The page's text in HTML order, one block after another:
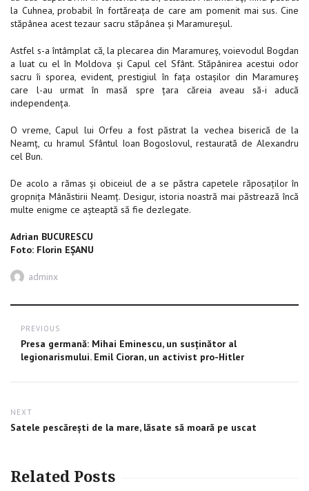
la Cuhnea, probabil în fortăreaţa de care am pomenit mai sus. Cine
stăpânea acest tezaur sacru stăpânea şi Maramureşul.
Astfel s-a întâmplat că, la plecarea din Maramureş, voievodul Bogdan
a luat cu el în Moldova şi Capul cel Sfânt. Stăpânirea acestui odor
sacru îi sporea, evident, prestigiul în faţa ostaşilor din Maramureş
care l-au urmat în masă spre ţara căreia aveau să-i aducă
independenţa.
O vreme, Capul lui Orfeu a fost păstrat la vechea biserică de la
Neamţ, cu hramul Sfântul Ioan Bogoslovul, restaurată de Alexandru
cel Bun.
De acolo a rămas şi obiceiul de a se păstra capetele răposaţilor în
gropniţa Mânăstirii Neamţ. Desigur, istoria noastră mai păstrează încă
multe enigme ce aşteaptă să fie dezlegate.
Adrian BUCURESCU
Foto: Florin EȘANU
Author
adminx
Post
navigation
PREVIOUS
Previous
post:
Presa germană: Mihai Eminescu, un susţinător al
legionarismului. Emil Cioran, un activist pro-Hitler
NEXT
Next
Satele pescărești de la mare, lăsate să moară pe uscat
Related Posts